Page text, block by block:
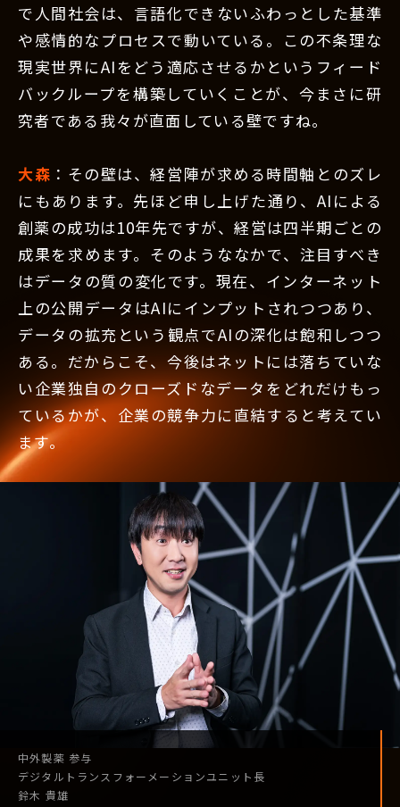
で人間社会は、言語化できないふわっとした基準
や感情的なプロセスで動いている。この不条理な
現実世界にAIをどう適応させるかというフィード
バックループを構築していくことが、今まさに研
究者である我々が直面している壁ですね。
大森 ：その壁は、経営陣が求める時間軸とのズレ
にもあります。先ほど申し上げた通り、AIによる
創薬の成功は10年先ですが、経営は四半期ごとの
成果を求めます。そのようななかで、注目すべき
はデータの質の変化です。現在、インターネット
上の公開データはAIにインプットされつつあり、
データの拡充という観点でAIの深化は飽和しつつ
ある。だからこそ、今後はネットには落ちていな
い企業独自のクローズドなデータをどれだけもっ
ているかが、企業の競争力に直結すると考えてい
ます。
中外製薬 参与
デジタル トランスフォーメーションユニット長
鈴木 貴雄